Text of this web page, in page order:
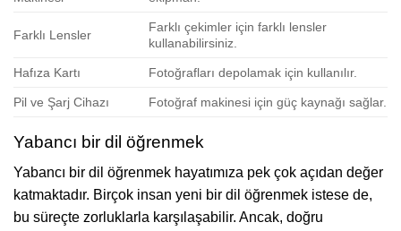
Farklı Lensler
Farklı çekimler için farklı lensler
kullanabilirsiniz.
Hafıza Kartı Fotoğrafları depolamak için kullanılır.
Pil ve Şarj Cihazı Fotoğraf makinesi için güç kaynağı sağlar.
Yabancı bir dil öğrenmek
Yabancı bir dil öğrenmek hayatımıza pek çok açıdan değer
katmaktadır. Birçok insan yeni bir dil öğrenmek istese de,
bu süreçte zorluklarla karşılaşabilir. Ancak, doğru